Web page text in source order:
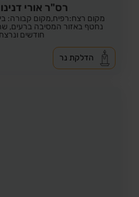
רס"ר אורי
מקום רצח:רפיח,מקום קבורה:
חודשים
הדלקת נר